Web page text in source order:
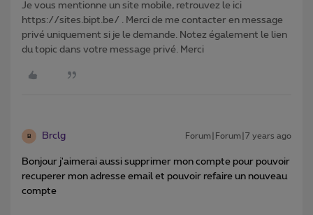
Je vous mentionne un site mobile, retrouvez le ici
https://sites.bipt.be/ . Merci de me contacter en message
privé uniquement si je le demande. Notez également le lien
du topic dans votre message privé. Merci
B Brclg Forum|Forum|7 years ago
Bonjour j'aimerai aussi supprimer mon compte pour pouvoir
recuperer mon adresse email et pouvoir refaire un nouveau
compte